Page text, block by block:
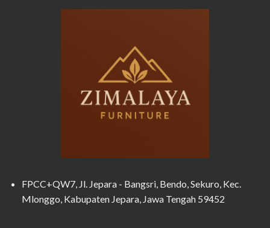
FPCC+QW7, Jl. Jepara - Bangsri, Bendo, Sekuro, Kec.
Mlonggo, Kabupaten Jepara, Jawa Tengah 59452